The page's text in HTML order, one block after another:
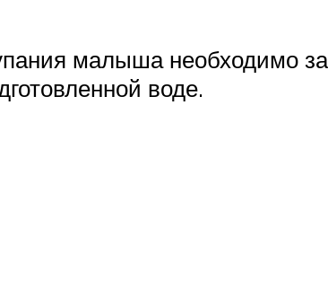
малыша необходимо
воде.